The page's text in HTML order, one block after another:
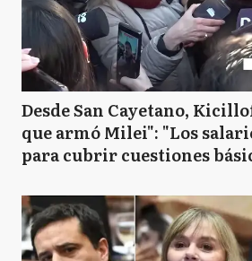
Desde San Cayetano,
que armó Milei": "Los
para cubrir cuestiones